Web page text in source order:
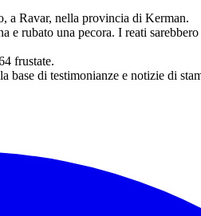
a Ravar, nella provincia di Kerman.
rubato una pecora. I reati
frustate.
base di testimonianze e notizie di